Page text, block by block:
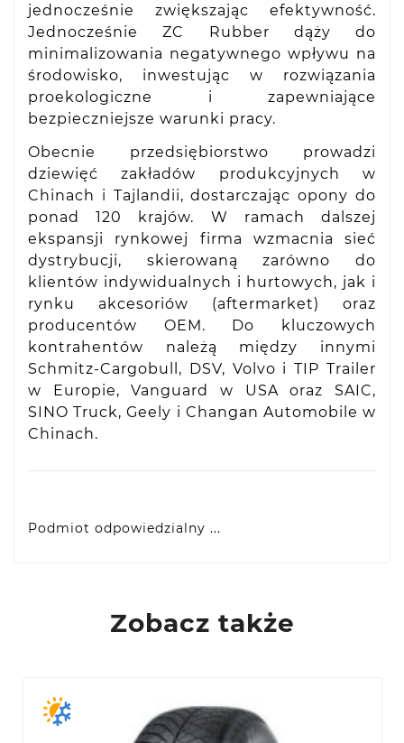
jednocześnie zwiększając efektywność.
Jednocześnie ZC Rubber dąży do
minimalizowania negatywnego wpływu na
środowisko, inwestując w rozwiązania
proekologiczne i zapewniające
bezpieczniejsze warunki pracy.
Obecnie przedsiębiorstwo prowadzi
dziewięć zakładów produkcyjnych w
Chinach i Tajlandii, dostarczając opony do
ponad 120 krajów. W ramach dalszej
ekspansji rynkowej firma wzmacnia sieć
dystrybucji, skierowaną zarówno do
klientów indywidualnych i hurtowych, jak i
rynku akcesoriów (aftermarket) oraz
producentów OEM. Do kluczowych
kontrahentów należą między innymi
Schmitz-Cargobull, DSV, Volvo i TIP Trailer
w Europie, Vanguard w USA oraz SAIC,
SINO Truck, Geely i Changan Automobile w
Chinach.
Podmiot odpowiedzialny ...
Zobacz także